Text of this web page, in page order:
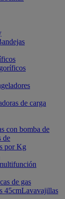
de carga
con bomba de
de
por Kg
de gas
45cmLavavajillas